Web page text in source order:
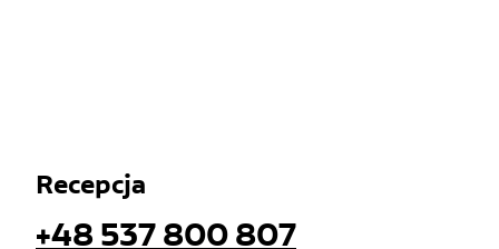
Recepcja
+48 537 800 807